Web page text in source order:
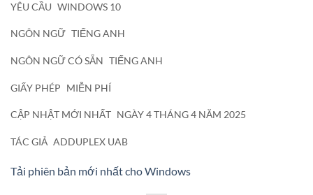
YÊU CẦU WINDOWS 10
NGÔN NGỮ TIẾNG ANH
NGÔN NGỮ CÓ SẴN TIẾNG ANH
GIẤY PHÉP MIỄN PHÍ
CẬP NHẬT MỚI NHẤT NGÀY 4 THÁNG 4 NĂM 2025
TÁC GIẢ ADDUPLEX UAB
Tải phiên bản mới nhất cho Windows